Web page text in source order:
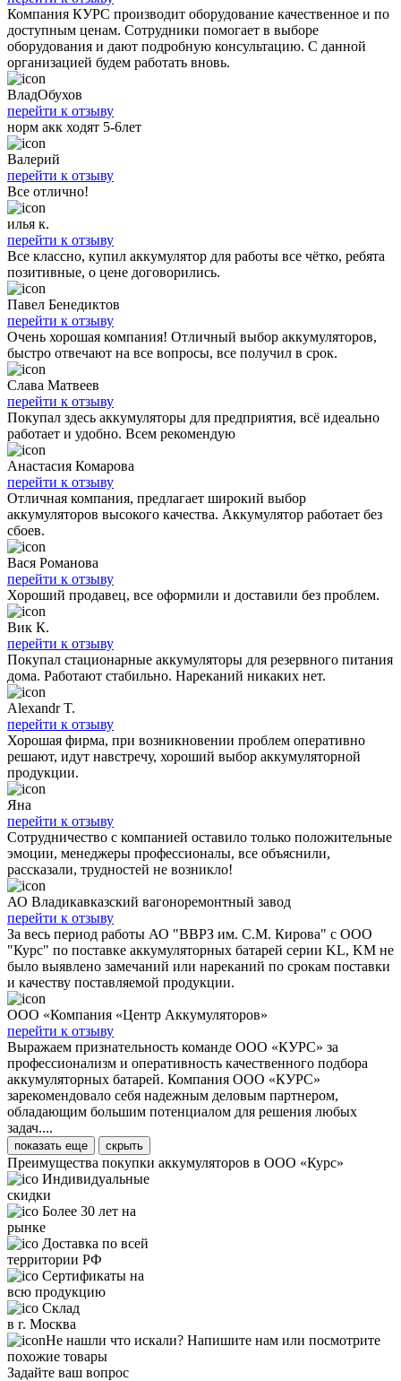
Компания КУРС производит оборудование качественное и по
доступным ценам. Сотрудники помогает в выборе
оборудования и дают подробную консультацию. С данной
организацией будем работать вновь.
ВладОбухов
перейти к отзыву
норм акк ходят 5-6лет
Валерий
перейти к отзыву
Все отлично!
илья к.
перейти к отзыву
Все классно, купил аккумулятор для работы все чётко, ребята
позитивные, о цене договорились.
Павел Бенедиктов
перейти к отзыву
Очень хорошая компания! Отличный выбор аккумуляторов,
быстро отвечают на все вопросы, все получил в срок.
Слава Матвеев
перейти к отзыву
Покупал здесь аккумуляторы для предприятия, всё идеально
работает и удобно. Всем рекомендую
Анастасия Комарова
перейти к отзыву
Отличная компания, предлагает широкий выбор
аккумуляторов высокого качества. Аккумулятор работает без
сбоев.
Вася Романова
перейти к отзыву
Хороший продавец, все оформили и доставили без проблем.
Вик К.
перейти к отзыву
Покупал стационарные аккумуляторы для резервного питания
дома. Работают стабильно. Нареканий никаких нет.
Alexandr T.
перейти к отзыву
Хорошая фирма, при возникновении проблем оперативно
решают, идут навстречу, хороший выбор аккумуляторной
продукции.
Яна
перейти к отзыву
Сотрудничество с компанией оставило только положительные
эмоции, менеджеры профессионалы, все объяснили,
рассказали, трудностей не возникло!
АО Владикавказский вагоноремонтный завод
перейти к отзыву
За весь период работы АО "ВВРЗ им. С.М. Кирова" с ООО
"Курс" по поставке аккумуляторных батарей серии KL, KM не
было выявлено замечаний или нареканий по срокам поставки
и качеству поставляемой продукции.
ООО «Компания «Центр Аккумуляторов»
перейти к отзыву
Выражаем признательность команде ООО «КУРС» за
профессионализм и оперативность качественного подбора
аккумуляторных батарей. Компания ООО «КУРС»
зарекомендовало себя надежным деловым партнером,
обладающим большим потенциалом для решения любых
задач....
показать еще скрыть
Преимущества покупки аккумуляторов в ООО «Курс»
Индивидуальные
скидки
Более 30 лет на
рынке
Доставка по всей
территории РФ
Сертификаты на
всю продукцию
Склад
в г. Москва
Не нашли что искали? Напишите нам или посмотрите
похожие товары
Задайте ваш вопрос